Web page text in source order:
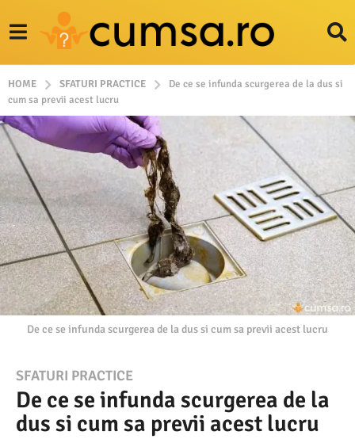
HOME SFATURI PRACTICE
De ce se infunda scurgerea de la dus si
cum sa previi acest lucru
De ce se infunda scurgerea de la dus si cum sa previi acest lucru
2
4
.
SFATURI PRACTICE
De ce se infunda scurgerea de la
dus si cum sa previi acest lucru